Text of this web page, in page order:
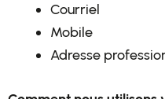
Courriel
Mobile
Adresse